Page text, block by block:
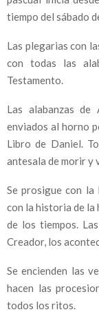
Y
M
E
N
U
tiempo del sábado
Las plegarias con
con todas las
Testamento.
Las alabanzas
enviados al horno
Libro de Daniel.
antesala de morir y
Se prosigue con la
con la historia de la
de los tiempos.
Creador, los
Se encienden las
hacen las
todos los ritos.